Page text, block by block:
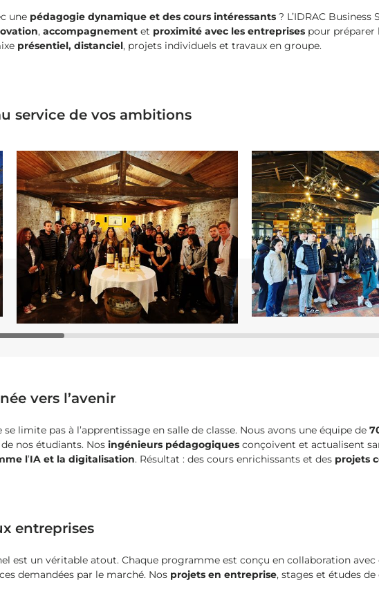
une pédagogie dynamique et des cours intéressants ? L’IDRAC Business
, accompagnement et proximité avec les entreprises pour préparer
présentiel, distanciel, projets individuels et travaux en groupe.
service de vos ambitions
vers l’avenir
limite pas à l’apprentissage en salle de classe. Nous avons une équipe de
nos étudiants. Nos ingénieurs pédagogiques conçoivent et actualisent
l’IA et la digitalisation. Résultat : des cours enrichissants et des projets
entreprises
est un véritable atout. Chaque programme est conçu en collaboration avec
demandées par le marché. Nos projets en entreprise, stages et études